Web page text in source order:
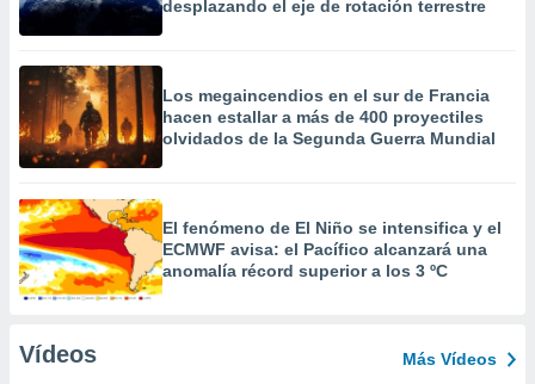
desplazando el eje de rotación terrestre
Los megaincendios en el sur de Francia
hacen estallar a más de 400 proyectiles
olvidados de la Segunda Guerra Mundial
El fenómeno de El Niño se intensifica y el
ECMWF avisa: el Pacífico alcanzará una
anomalía récord superior a los 3 ºC
Vídeos Más Vídeos